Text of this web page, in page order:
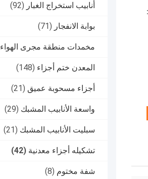
أنابيب استخراج الغبار (92)
بوابة الانفجار (71)
مخمدات منطقة مجرى الهواء
المعدن ختم أجزاء (148)
أجزاء مسحوبة عميق (21)
واسعة الأنابيب المشبك (29)
سبليت الأنابيب المشبك (21)
تشكيله أجزاء معدنية (42)
شفة مختوم (8)